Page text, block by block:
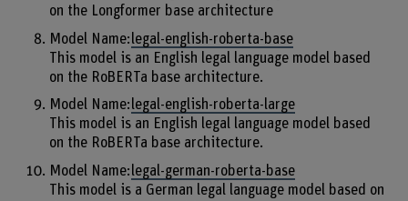
on the Longformer base architecture
Model Name: legal-english-roberta-base
This model is an English legal language model based
on the RoBERTa base architecture.
Model Name:legal-english-roberta-large
This model is an English legal language model based
on the RoBERTa base architecture.
Model Name: legal-german-roberta-base
This model is a German legal language model based on